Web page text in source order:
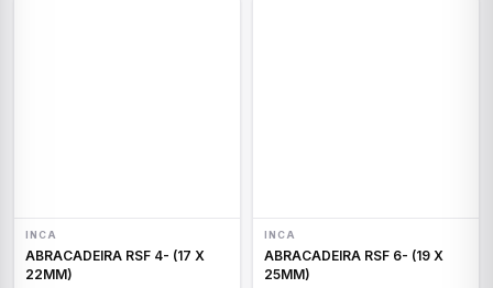
INCA
ABRACADEIRA RSF 4- (17 X
22MM)
INCA
ABRACADEIRA RSF 6- (19 X
25MM)